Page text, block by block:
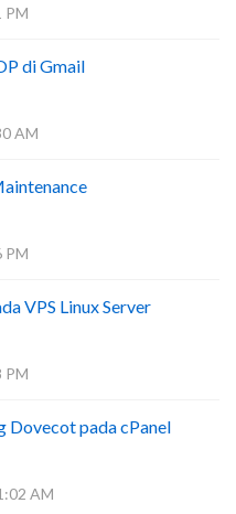
PM
di Gmail
AM
PM
VPS Linux Server
PM
Dovecot pada cPanel
AM